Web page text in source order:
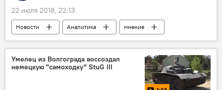
22 июля 2018, 22:13
Новости Аналитика
мнение
Северный поток-2
НАТО
Умелец из Волгограда воссоздал
немецкую "самоходку" StuG III